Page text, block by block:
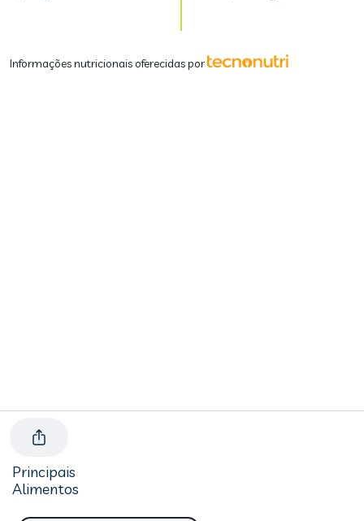
Informações nutricionais oferecidas por
Principais
Alimentos